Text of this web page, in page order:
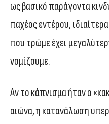
ως βασικό παράγοντα
παχέος εντέρου,
που τρώμε έχει
νομίζουμε.
Αν το κάπνισμα ήταν ο
αιώνα, η κατανάλωση